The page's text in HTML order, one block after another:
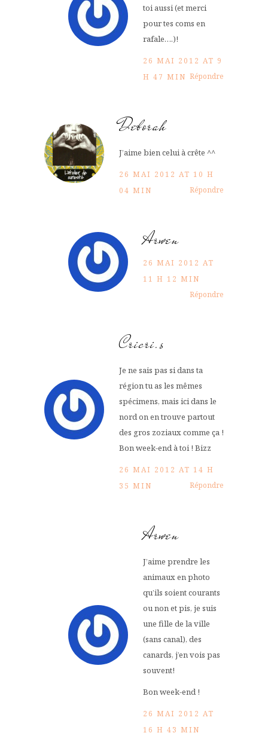
toi aussi (et merci
pour tes coms en
rafale….)!
26 MAI 2012 AT 9
H 47 MIN Répondre
Deborah
J’aime bien celui à crête ^^
26 MAI 2012 AT 10 H
04 MIN
Répondre
Arwen
26 MAI 2012 AT
11 H 12 MIN
Répondre
Cricri.s
Je ne sais pas si dans ta
région tu as les mêmes
spécimens, mais ici dans le
nord on en trouve partout
des gros zoziaux comme ça !
Bon week-end à toi ! Bizz
26 MAI 2012 AT 14 H
35 MIN
Répondre
Arwen
J’aime prendre les
animaux en photo
qu’ils soient courants
ou non et pis, je suis
une fille de la ville
(sans canal), des
canards, j’en vois pas
souvent!
Bon week-end !
26 MAI 2012 AT
16 H 43 MIN